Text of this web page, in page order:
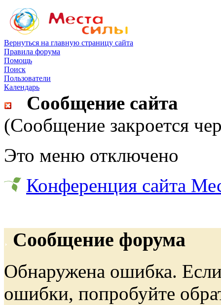
Вернуться на главную страницу сайта
Правила форума
Помощь
Поиск
Пользователи
Календарь
Сообщение сайта
(Сообщение закроется
Это меню отключено
Конференция сайта
Сообщение форума
Обнаружена ошибка.
ошибки, попробуйте